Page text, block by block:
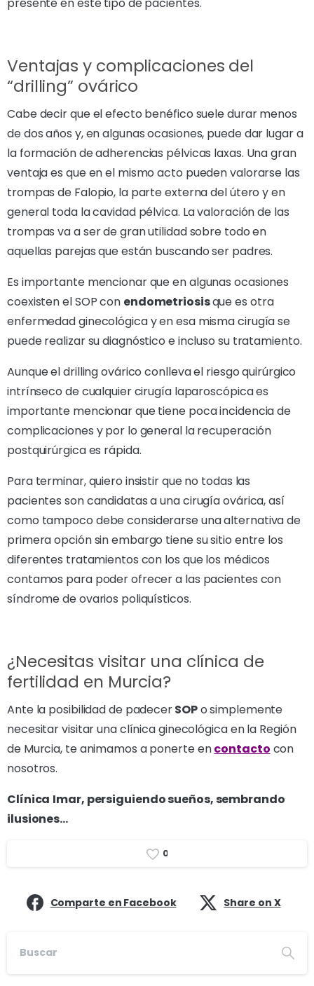
Ventajas y complicaciones del
“drilling” ovárico
Cabe decir que el efecto benéfico suele durar menos
de dos años y, en algunas ocasiones, puede dar lugar a
la formación de adherencias pélvicas laxas. Una gran
ventaja es que en el mismo acto pueden valorarse las
trompas de Falopio, la parte externa del útero y en
general toda la cavidad pélvica. La valoración de las
trompas va a ser de gran utilidad sobre todo en
aquellas parejas que están buscando ser padres.
Es importante mencionar que en algunas ocasiones
coexisten el SOP con endometriosisque es otra
enfermedad ginecológica y en esa misma cirugía se
puede realizar su diagnóstico e incluso su tratamiento.
Aunque el drilling ovárico conlleva el riesgo quirúrgico
intrínseco de cualquier cirugía laparoscópica es
importante mencionar que tiene poca incidencia de
complicaciones y por lo general la recuperación
postquirúrgica es rápida.
Para terminar, quiero insistir que no todas las
pacientes son candidatas a una cirugía ovárica, así
como tampoco debe considerarse una alternativa de
primera opción sin embargo tiene su sitio entre los
diferentes tratamientos con los que los médicos
contamos para poder ofrecer a las pacientes con
síndrome de ovarios poliquísticos.
¿Necesitas visitar una clínica de
fertilidad en Murcia?
Ante la posibilidad de padecerSOPo simplemente
necesitar visitar una clínica ginecológica en la Región
de Murcia, te animamos a ponerte encontacto con
nosotros.
Clínica Imar, persiguiendo sueños, sembrando
ilusiones…
0
Comparte en Facebook Share on X